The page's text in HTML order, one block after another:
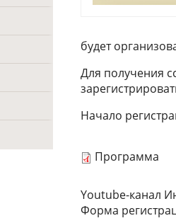
будет
Для получения
Начало
Программа
Youtube-канал
Форма